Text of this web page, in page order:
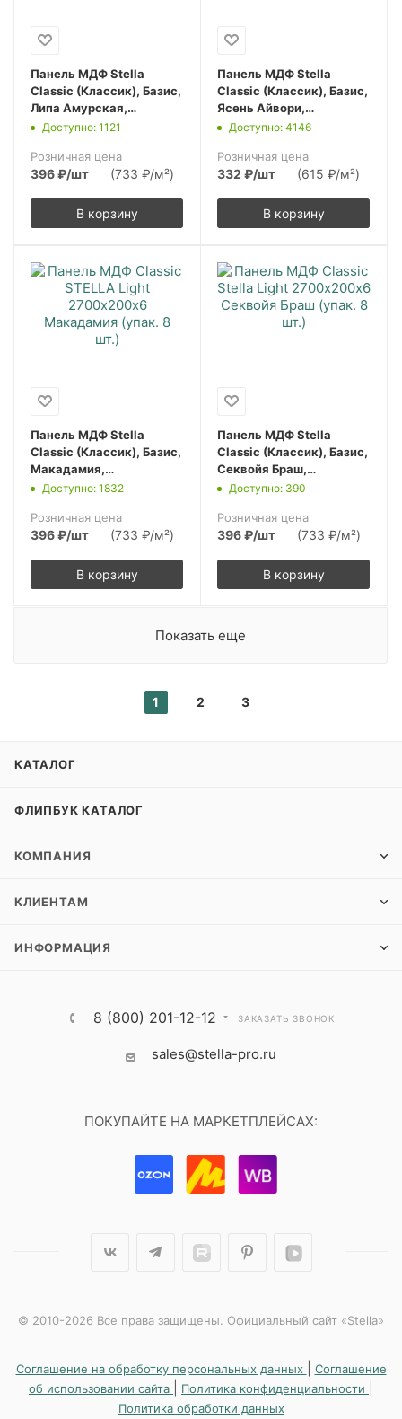
Панель МДФ Stella
Classic (Классик), Базис,
Липа Амурская,
2700х200х6, (упак. 8
Доступно: 1121
Розничная цена
396₽/шт (733 ₽/м²)
В корзину
Панель МДФ Stella
Classic (Классик), Базис,
Ясень Айвори,
2700х200х6, (упак. 8
Доступно: 4146
Розничная цена
332 ₽/шт (615 ₽/м²)
В корзину
Панель МДФ Stella
Classic (Классик), Базис,
Макадамия,
2700х200х6, (упак. 8
Доступно: 1832
Розничная цена
396₽/шт (733 ₽/м²)
В корзину
Панель МДФ Stella
Classic (Классик), Базис,
Секвойя Браш,
2700х200х6, (упак. 8
Доступно: 390
Розничная цена
396₽/шт (733 ₽/м²)
В корзину
Показать еще
1 2 3
КАТАЛОГ
ФЛИПБУК КАТАЛОГ
КОМПАНИЯ
КЛИЕНТАМ
ИНФОРМАЦИЯ
8 (800) 201-12-12 ЗАКАЗАТЬ ЗВОНОК
sales@stella-pro.ru
ПОКУПАЙТЕ НА МАРКЕТПЛЕЙСАХ:
© 2010-2026 Все права защищены. Официальный сайт «Stella»
Соглашение на обработку персональных данных
Соглашение
об использовании сайта
Политика конфиденциальности
Политика обработки данных